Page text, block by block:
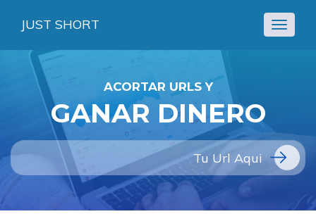
Toggle
JUST SHORT
ACORTAR URLS Y
GANAR DINERO